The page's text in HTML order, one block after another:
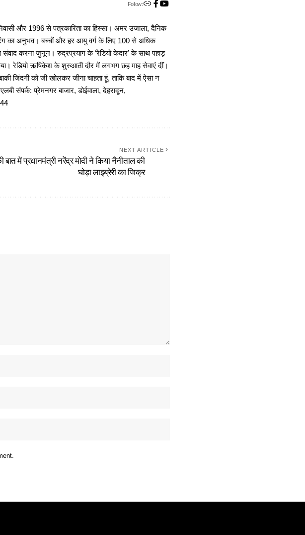
Follow:
और 1996 से पत्रकारिता का हिस्सा। अमर उजाला, दैनिक
का अनुभव। बच्चों और हर आयु वर्ग के लिए 100 से अधिक
करना जुनून। रुद्रप्रयाग के ‘रेडियो केदार’ के साथ पहाड़
रेडियो ऋषिकेश के शुरुआती दौर में लगभग छह माह सेवाएं दीं।
जिंदगी को जी खोलकर जीना चाहता हूं, ताकि बाद में ऐसा न
संपर्क: प्रेमनगर बाजार, डोईवाला, देहरादून,
NEXT ARTICLE
बात में प्रधानमंत्री नरेंद्र मोदी ने किया नैनीताल की
घोड़ा लाइब्रेरी का जिक्र